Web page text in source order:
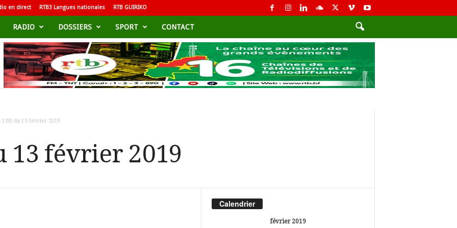
en direct RTB3 Langues nationales RTB GUIRIKO
RADIO DOSSIERS SPORT CONTACT
13H du 13 février 2019
13 février 2019
Calendrier
février 2019